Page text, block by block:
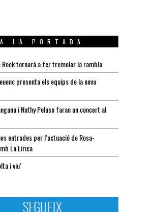
A LA PORTADA
Rock tornarà a fer tremolar la rambla
presenta els equips de la nova
i Nathy Peluso faran un concert al
entrades per l’actuació de Rosa-
La Lírica
i viu’